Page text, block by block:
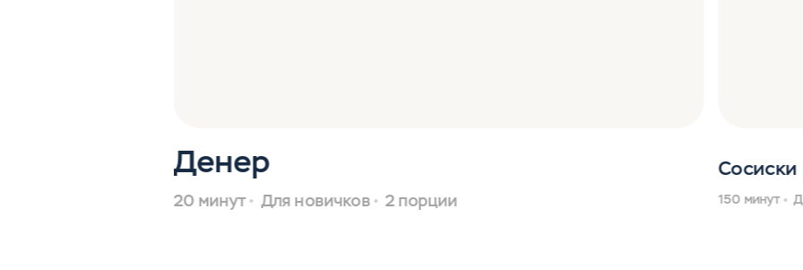
Денер
20 минут Для новичков 2 порции
Сосиски
150 минут